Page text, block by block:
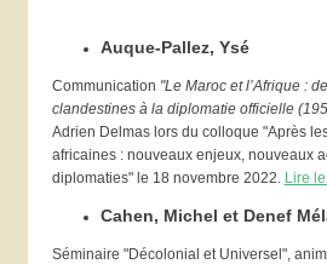
Auque-Pallez, Ysé
Communication "Le Maroc et l’Afrique :
clandestines à la diplomatie officielle
Adrien Delmas lors du colloque "Après
africaines : nouveaux enjeux, nouveaux
diplomaties" le 18 novembre 2022. Lire
Cahen, Michel et Denef
Séminaire "Décolonial et Universel",